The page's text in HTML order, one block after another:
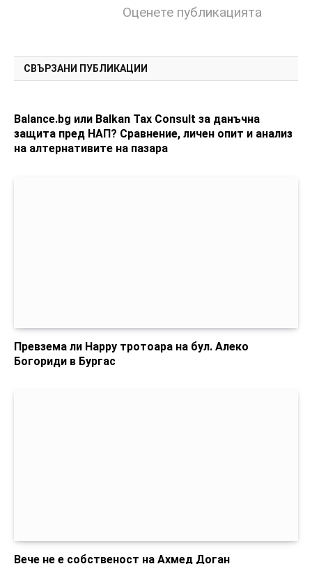
Оценете публикацията
СВЪРЗАНИ ПУБЛИКАЦИИ
Balance.bg или Balkan Tax Consult за данъчна
защита пред НАП? Сравнение, личен опит и анализ
на алтернативите на пазара
Превзема ли Happy тротоара на бул. Алеко
Богориди в Бургас
Вече не е собственост на Ахмед Доган